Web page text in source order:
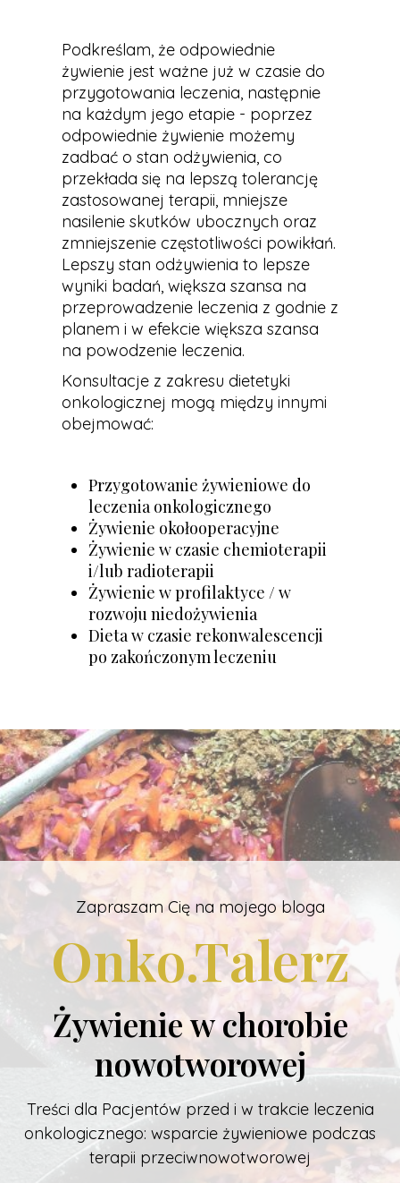
Podkreślam, że odpowiednie
żywienie jest ważne już w czasie do
przygotowania leczenia, następnie
na każdym jego etapie - poprzez
odpowiednie żywienie możemy
zadbać o stan odżywienia, co
przekłada się na lepszą tolerancję
zastosowanej terapii, mniejsze
nasilenie skutków ubocznych oraz
zmniejszenie częstotliwości powikłań.
Lepszy stan odżywienia to lepsze
wyniki badań, większa szansa na
przeprowadzenie leczenia z godnie z
planem i w efekcie większa szansa
na powodzenie leczenia.
Konsultacje z zakresu dietetyki
onkologicznej mogą między innymi
obejmować:
Przygotowanie żywieniowe do
leczenia onkologicznego
Żywienie okołooperacyjne
Żywienie w czasie chemioterapii
i/lub radioterapii
Żywienie w profilaktyce / w
rozwoju niedożywienia
Dieta w czasie rekonwalescencji
po zakończonym leczeniu
Zapraszam Cię na mojego bloga
Onko.Talerz
Żywienie w chorobie
nowotworowej
Treści dla Pacjentów przed i w trakcie leczenia
onkologicznego: wsparcie żywieniowe podczas
terapii przeciwnowotworowej